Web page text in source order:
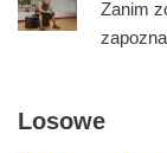
Zanim
Losowe